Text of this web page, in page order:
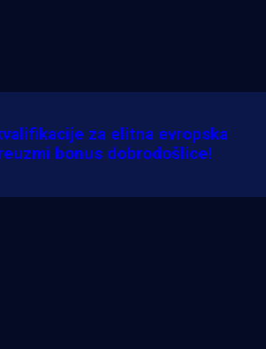
za elitna evropska
bonus dobrodošlice!